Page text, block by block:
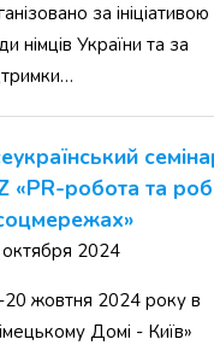
за ініціативою
німців України та за
«PR-робота та
2024
жовтня 2024 року в
Домі - Київ»